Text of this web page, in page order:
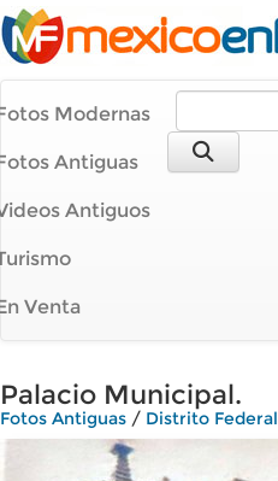
Modernas
Antiguas
Antiguos
Venta
Palacio Municipal.
Fotos Antiguas / Distrito Federal